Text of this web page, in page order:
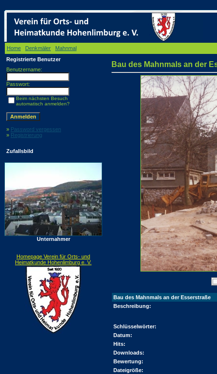
Home Denkmäler Mahnmal
Registrierte Benutzer
Benutzername:
Passwort:
Beim nächsten Besuch
automatisch anmelden?
» Password vergessen
» Registrierung
Zufallsbild
Unternahmer
Homepage Verein für Orts- und
Heimatkunde Hohenlimburg e. V.
Bau des Mahnmals an der
Bau des Mahnmals an der Esserstraße
Beschreibung:
Schlüsselwörter:
Datum:
Hits:
Downloads:
Bewertung:
Dateigröße: